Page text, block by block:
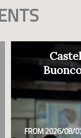
FROM 2026/08/